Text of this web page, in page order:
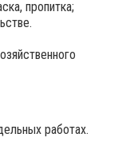
пропитка;
работах.